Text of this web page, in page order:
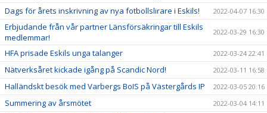
Dags för årets inskrivning av nya fotbollslirare i Eskils! 2022-04-07 16:30
Erbjudande från vår partner Länsförsäkringar till Eskils
medlemmar!
2022-03-29 16:30
HFA prisade Eskils unga talanger 2022-03-24 22:41
Nätverksåret kickade igång på Scandic Nord! 2022-03-11 16:58
Halländskt besök med Varbergs BoIS på Västergårds IP 2022-03-05 20:16
Summering av årsmötet 2022-03-04 14:11